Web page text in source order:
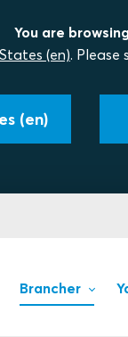
You are
(en). Please
(en)
Brancher